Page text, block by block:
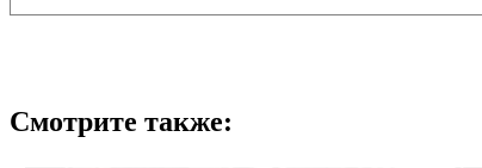
Смотрите также: